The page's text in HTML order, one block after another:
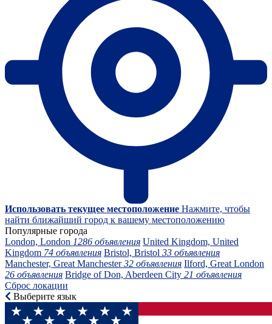
Использовать текущее местоположение Нажмите, чтобы
найти ближайший город к вашему местоположению
Популярные города
London, London 1286 объявления United Kingdom, United
Kingdom 74 объявления Bristol, Bristol 33 объявления
Manchester, Great Manchester32 объявления Ilford, Great London
26 объявления Bridge of Don, Aberdeen City 21 объявления
Сброс локации
Выберите язык